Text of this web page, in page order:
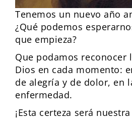
Tenemos un nuevo año
¿Qué podemos
que empieza?
Que podamos reconocer
Dios en cada momento:
de alegría y de dolor, en
enfermedad.
¡Esta certeza será nuestra